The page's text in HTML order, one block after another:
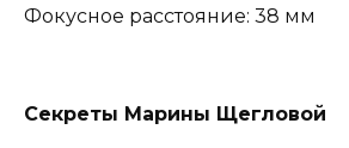
Фокусное расстояние: 38 мм
Секреты Марины Щегловой